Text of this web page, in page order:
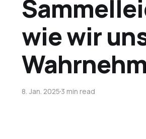
wie wir
8. Jan. 20253 min read